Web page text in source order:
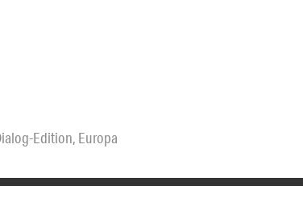
Edition, Europa